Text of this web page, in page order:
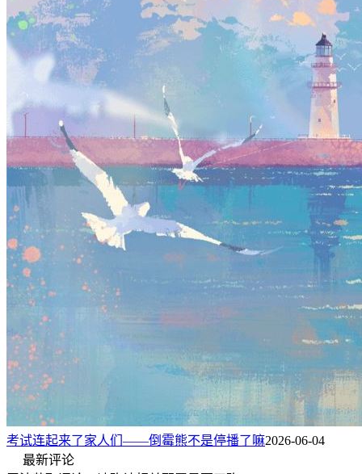
考试连起来了家人们——倒霉熊不是停播了嘛2026-06-04
最新评论